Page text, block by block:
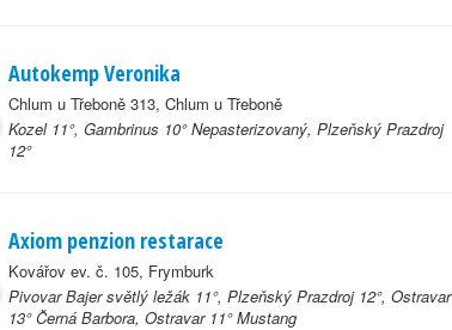
Autokemp Veronika
Chlum u Třeboně 313, Chlum u Třeboně
Kozel 11°, Gambrinus 10° Nepasterizovaný, Plzeňský Prazdroj
12°
Axiom penzion restarace
Kovářov ev. č. 105, Frymburk
Pivovar Bajer světlý ležák 11°, Plzeňský Prazdroj 12°, Ostravar
13° Černá Barbora, Ostravar 11° Mustang